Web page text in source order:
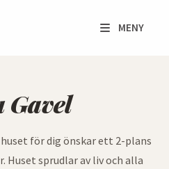
MENY
Gavel
för dig önskar ett 2-plans
Huset sprudlar av liv och alla